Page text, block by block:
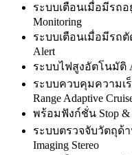
ระบบเตือนเมื่อมีรถอ
Monitoring
ระบบเตือนเมื่อมีรถตั
Alert
ระบบไฟสูงอัตโนมัติ
ระบบควบคุมความเ
Range Adaptive
พร้อมฟังก์ชั่น Stop &
ระบบตรวจจับวัตถุด้
Imaging Stereo